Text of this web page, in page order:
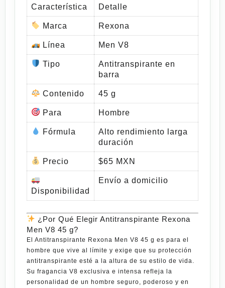
Característica Detalle
Marca Rexona
Línea Men V8
Tipo
Antitranspirante en
barra
Contenido 45 g
Para Hombre
Fórmula
Alto rendimiento larga
duración
Precio $65 MXN
Disponibilidad
Envío a domicilio
¿Por Qué Elegir Antitranspirante Rexona
Men V8 45 g?
El Antitranspirante Rexona Men V8 45 g es para el
hombre que vive al límite y exige que su protección
antitranspirante esté a la altura de su estilo de vida.
Su fragancia V8 exclusiva e intensa refleja la
personalidad de un hombre seguro, poderoso y en